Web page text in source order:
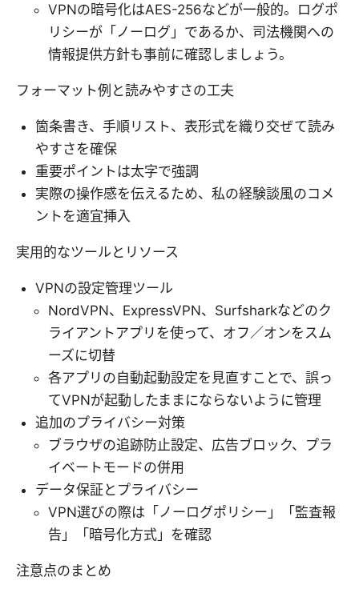
VPNの暗号化はAES-256などが一般的。ログポ
リシーが「ノーログ」であるか、司法機関への
情報提供方針も事前に確認しましょう。
フォーマット例と読みやすさの工夫
箇条書き、手順リスト、表形式を織り交ぜて読み
やすさを確保
重要ポイントは太字で強調
実際の操作感を伝えるため、私の経験談風のコメ
ントを適宜挿入
実用的なツールとリソース
VPNの設定管理ツール
NordVPN、ExpressVPN、Surfsharkなどのク
ライアントアプリを使って、オフ／オンをスム
ーズに切替
各アプリの自動起動設定を見直すことで、誤っ
てVPNが起動したままにならないように管理
追加のプライバシー対策
ブラウザの追跡防止設定、広告ブロック、プラ
イベートモードの併用
データ保証とプライバシー
VPN選びの際は「ノーログポリシー」「監査報
告」「暗号化方式」を確認
注意点のまとめ